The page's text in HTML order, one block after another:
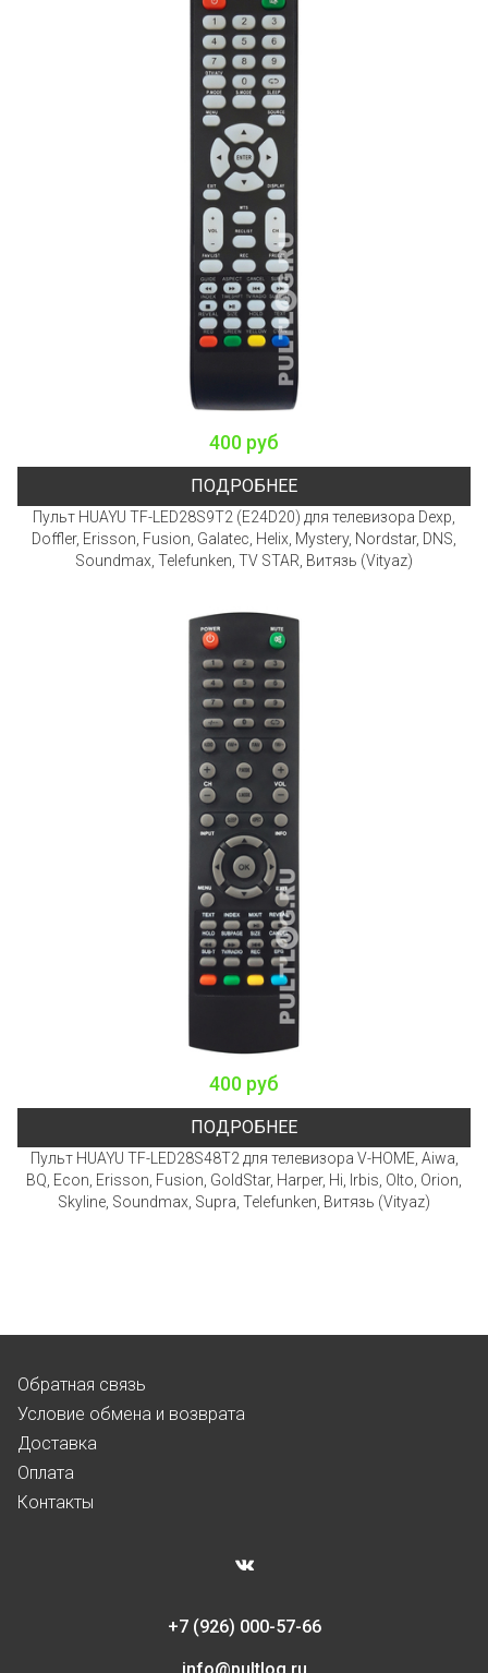
400 руб
ПОДРОБНЕЕ
Пульт HUAYU TF-LED28S9T2 (E24D20) для телевизора Dexp,
Doffler, Erisson, Fusion, Galatec, Helix, Mystery, Nordstar, DNS,
Soundmax, Telefunken, TV STAR, Витязь (Vityaz)
400 руб
ПОДРОБНЕЕ
Пульт HUAYU TF-LED28S48T2 для телевизора V-HOME, Aiwa,
BQ, Econ, Erisson, Fusion, GoldStar, Harper, Hi, Irbis, Olto, Orion,
Skyline, Soundmax, Supra, Telefunken, Витязь (Vityaz)
Обратная связь
Условие обмена и возврата
Доставка
Оплата
Контакты
+7 (926) 000-57-66